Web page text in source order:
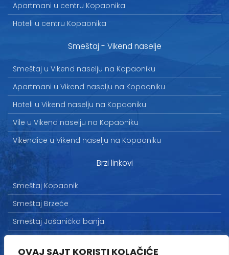
OVAJ SAJT KORISTI KOLAČIĆE
Apartmani u centru Kopaonika
Hoteli u centru Kopaonika
Smeštaj - Vikend naselje
Smeštaj u Vikend naselju na Kopaoniku
Apartmani u Vikend naselju na Kopaoniku
Hoteli u Vikend naselju na Kopaoniku
Vile u Vikend naselju na Kopaoniku
Vikendice u Vikend naselju na Kopaoniku
Brzi linkovi
Smeštaj Kopaonik
Smeštaj Brzeće
Smeštaj Jošanička banja